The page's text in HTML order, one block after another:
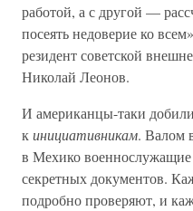
работой, а с другой —
посеять недоверие ко
резидент советской
Николай Леонов.
И американцы-таки
кинициативникам. Валом
в Мехико
секретных документов.
подробно проверяют, и